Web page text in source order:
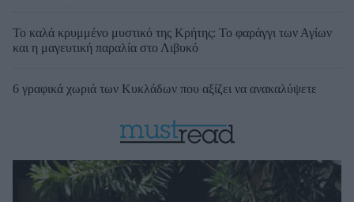
Το καλά κρυμμένο μυστικό της Κρήτης: Το φαράγγι των Αγίων
και η μαγευτική παραλία στο Λιβυκό
6 γραφικά χωριά των Κυκλάδων που αξίζει να ανακαλύψετε